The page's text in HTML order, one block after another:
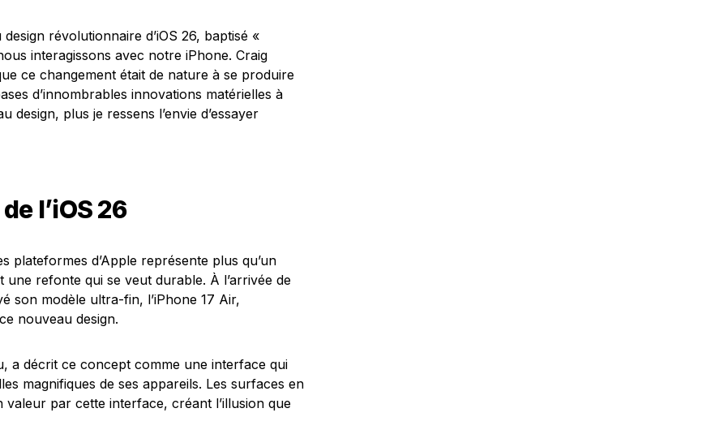
révolutionnaire d’iOS 26, baptisé «
interagissons avec notre iPhone. Craig
ce changement était de nature à se produire
d’innombrables innovations matérielles à
design, plus je ressens l’envie d’essayer
l’iOS 26
plateformes d’Apple représente plus qu’un
une refonte qui se veut durable. À l’arrivée de
son modèle ultra-fin, l’iPhone 17 Air,
nouveau design.
a décrit ce concept comme une interface qui
magnifiques de ses appareils. Les surfaces en
par cette interface, créant l’illusion que